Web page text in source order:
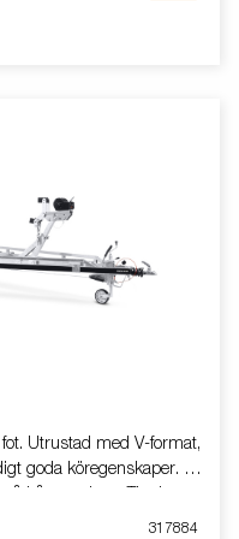
med en extra
Smidig och vikbar
Utrustad med V-format,
goda köregenskaper. X-
båtens skrov. Tippbar
dubbla sidorullar för enkel
317884